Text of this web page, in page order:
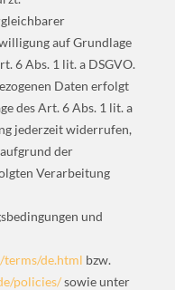
auf Grundlage
6 Abs. 1 lit. a DSGVO.
Daten erfolgt
des Art. 6 Abs. 1 lit. a
jederzeit widerrufen,
der
Verarbeitung
und
terms/de.html bzw.
policies/sowie unter